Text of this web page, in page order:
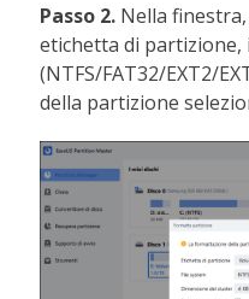
Passo 2. Nella
etichetta di partizione,
(NTFS/FAT32/EXT2/
della partizione